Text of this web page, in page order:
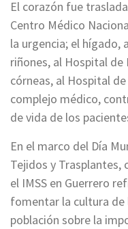
El corazón fue
Centro Médico
la urgencia; el hígado,
riñones, al Hospital de
córneas, al Hospital
complejo médico,
de vida de los
En el marco del Día
Tejidos y Trasplantes,
el IMSS en Guerrero
fomentar la cultura de
población sobre la